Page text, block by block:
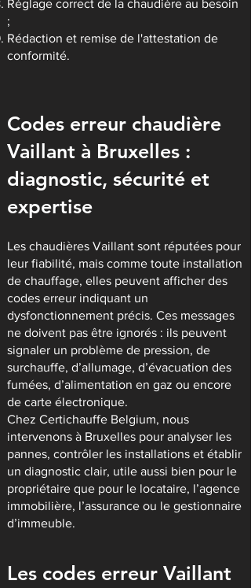
Réglage correct de la chaudière au besoin
;
Rédaction et remise de l'attestation de
conformité.
Codes erreur chaudière
Vaillant à Bruxelles :
diagnostic, sécurité et
expertise
Les chaudières Vaillant sont réputées pour
leur fiabilité, mais comme toute installation
de chauffage, elles peuvent afficher des
codes erreur indiquant un
dysfonctionnement précis. Ces messages
ne doivent pas être ignorés : ils peuvent
signaler un problème de pression, de
surchauffe, d’allumage, d’évacuation des
fumées, d’alimentation en gaz ou encore
de carte électronique.
Chez Certichauffe Belgium, nous
intervenons à Bruxelles pour analyser les
pannes, contrôler les installations et établir
un diagnostic clair, utile aussi bien pour le
propriétaire que pour le locataire, l’agence
immobilière, l’assurance ou le gestionnaire
d’immeuble.
Les codes erreur Vaillant